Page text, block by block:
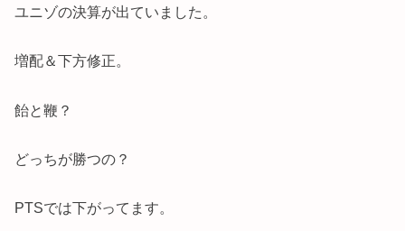
ユニゾの決算が出ていました。
増配＆下方修正。
飴と鞭？
どっちが勝つの？
PTSでは下がってます。